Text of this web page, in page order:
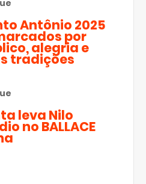
Antônio 2025
por
alegria e
tradições
leva Nilo
no BALLACE